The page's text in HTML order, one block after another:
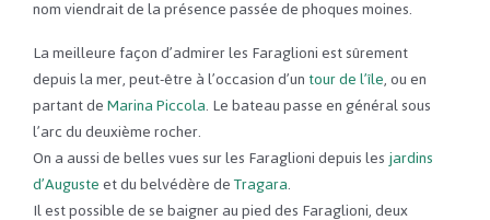
nom viendrait de la présence passée de phoques moines.
La meilleure façon d’admirer les Faraglioni est sûrement
depuis la mer, peut-être à l’occasion d’untour de l’île, ou en
partant deMarina Piccola. Le bateau passe en général sous
l’arc du deuxième rocher.
On a aussi de belles vues sur les Faraglioni depuis lesjardins
d’Augusteet du belvédère deTragara.
Il est possible de se baigner au pied des Faraglioni, deux